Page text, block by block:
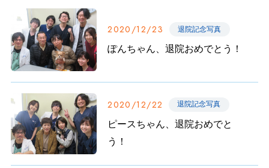
2020/12/23 退院記念写真
ぽんちゃん、退院おめでとう！
2020/12/22 退院記念写真
ピースちゃん、退院おめでと
う！